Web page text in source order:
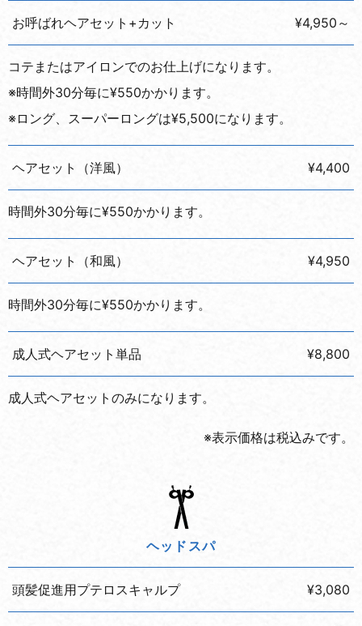
お呼ばれヘアセット+カット ¥4,950～
コテまたはアイロンでのお仕上げになります。
※時間外30分毎に¥550かかります。
※ロング、スーパーロングは¥5,500になります。
ヘアセット（洋風） ¥4,400
時間外30分毎に¥550かかります。
ヘアセット（和風） ¥4,950
時間外30分毎に¥550かかります。
成人式ヘアセット単品 ¥8,800
成人式ヘアセットのみになります。
※表示価格は税込みです。
ヘッドスパ
頭髪促進用プテロスキャルプ ¥3,080